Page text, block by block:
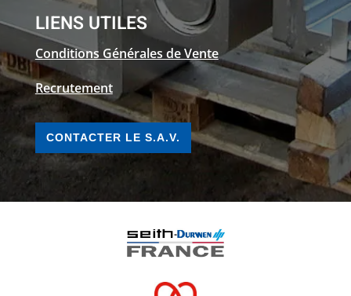
LIENS UTILES
Conditions Générales de Vente
Recrutement
CONTACTER LE S.A.V.